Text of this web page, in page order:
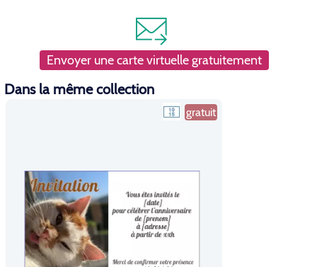
Envoyer une carte virtuelle gratuitement
Dans la même collection
gratuit